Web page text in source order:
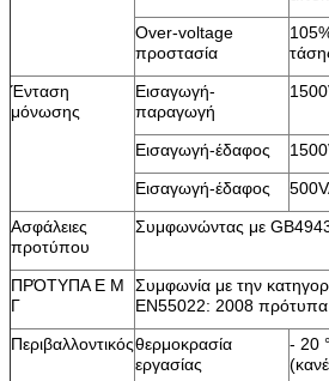
Over-voltage
προστασία
Ένταση
μόνωσης
Εισαγωγή-
παραγωγή
Εισαγωγή-έδαφος
Εισαγωγή-έδαφος
Ασφάλειες
προτύπου
Συμφωνώντας με
ΠΡΌΤΥΠΑ Ε Μ
Γ
Συμφωνία με την
EN55022: 2008 πρότυπα
Περιβαλλοντικόςθερμοκρασία
εργασίας
- 20